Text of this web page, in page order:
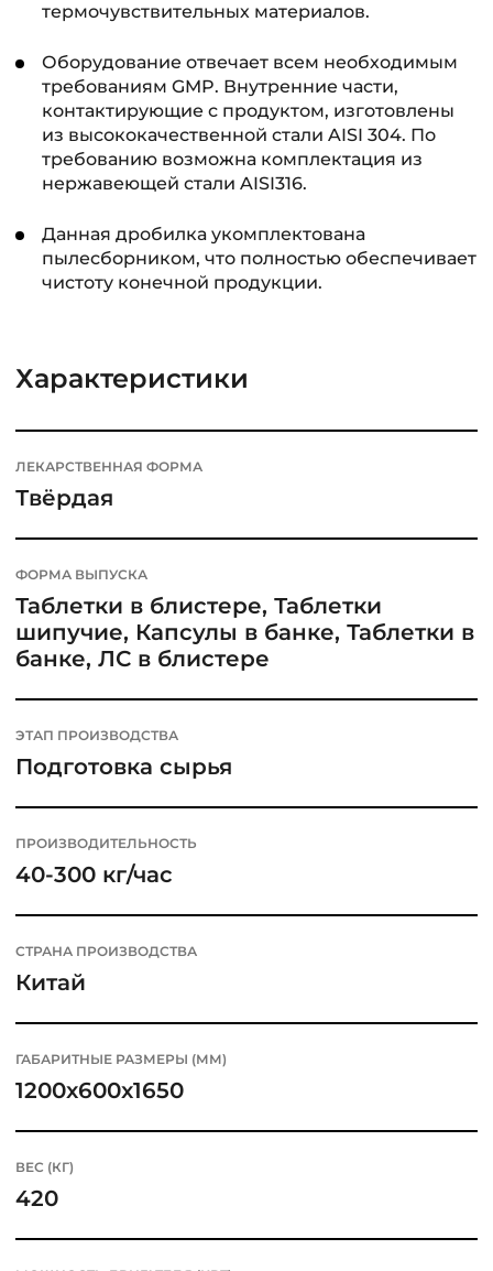
термочувствительных материалов.
Оборудование отвечает всем необходимым
требованиям GMP. Внутренние части,
контактирующие с продуктом, изготовлены
из высококачественной стали AISI 304. По
требованию возможна комплектация из
нержавеющей стали AISI316.
Данная дробилка укомплектована
пылесборником, что полностью обеспечивает
чистоту конечной продукции.
Характеристики
ЛЕКАРСТВЕННАЯ ФОРМА
Твёрдая
ФОРМА ВЫПУСКА
Таблетки в блистере, Таблетки
шипучие, Капсулы в банке, Таблетки в
банке, ЛС в блистере
ЭТАП ПРОИЗВОДСТВА
Подготовка сырья
ПРОИЗВОДИТЕЛЬНОСТЬ
40-300 кг/час
СТРАНА ПРОИЗВОДСТВА
Китай
ГАБАРИТНЫЕ РАЗМЕРЫ (ММ)
1200x600x1650
ВЕС (КГ)
420